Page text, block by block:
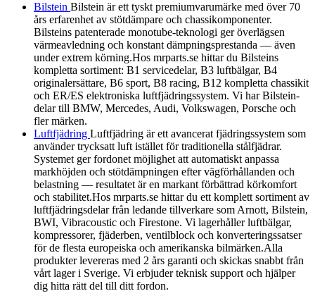
Bilstein Bilstein är ett tyskt premiumvarumärke med över 70
års erfarenhet av stötdämpare och chassikomponenter.
Bilsteins patenterade monotube-teknologi ger överlägsen
värmeavledning och konstant dämpningsprestanda — även
under extrem körning.Hos mrparts.se hittar du Bilsteins
kompletta sortiment: B1 servicedelar, B3 luftbälgar, B4
originalersättare, B6 sport, B8 racing, B12 kompletta chassikit
och ER/ES elektroniska luftfjädringssystem. Vi har Bilstein-
delar till BMW, Mercedes, Audi, Volkswagen, Porsche och
fler märken.
Luftfjädring Luftfjädring är ett avancerat fjädringssystem som
använder trycksatt luft istället för traditionella stålfjädrar.
Systemet ger fordonet möjlighet att automatiskt anpassa
markhöjden och stötdämpningen efter vägförhållanden och
belastning — resultatet är en markant förbättrad körkomfort
och stabilitet.Hos mrparts.se hittar du ett komplett sortiment av
luftfjädringsdelar från ledande tillverkare som Arnott, Bilstein,
BWI, Vibracoustic och Firestone. Vi lagerhåller luftbälgar,
kompressorer, fjäderben, ventilblock och konverteringssatser
för de flesta europeiska och amerikanska bilmärken.Alla
produkter levereras med 2 års garanti och skickas snabbt från
vårt lager i Sverige. Vi erbjuder teknisk support och hjälper
dig hitta rätt del till ditt fordon.